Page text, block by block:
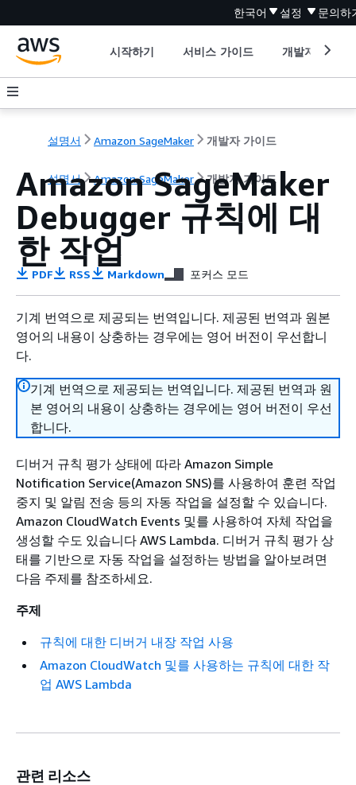
한국어 설정 문의하
시작하기 서비스 가이드 개발자 도구
설명서 Amazon SageMaker 개발자 가이드
설명서 Amazon SageMaker 개발자 가이드
Amazon SageMaker
Debugger 규칙에 대
한 작업
PDF RSS Markdown 포커스 모드
기계 번역으로 제공되는 번역입니다. 제공된 번역과 원본
영어의 내용이 상충하는 경우에는 영어 버전이 우선합니
다.
기계 번역으로 제공되는 번역입니다. 제공된 번역과 원
본 영어의 내용이 상충하는 경우에는 영어 버전이 우선
합니다.
디버거 규칙 평가 상태에 따라 Amazon Simple
Notification Service(Amazon SNS)를 사용하여 훈련 작업
중지 및 알림 전송 등의 자동 작업을 설정할 수 있습니다.
Amazon CloudWatch Events 및를 사용하여 자체 작업을
생성할 수도 있습니다 AWS Lambda. 디버거 규칙 평가 상
태를 기반으로 자동 작업을 설정하는 방법을 알아보려면
다음 주제를 참조하세요.
주제
규칙에 대한 디버거 내장 작업 사용
Amazon CloudWatch 및를 사용하는 규칙에 대한 작
업 AWS Lambda
관련 리소스